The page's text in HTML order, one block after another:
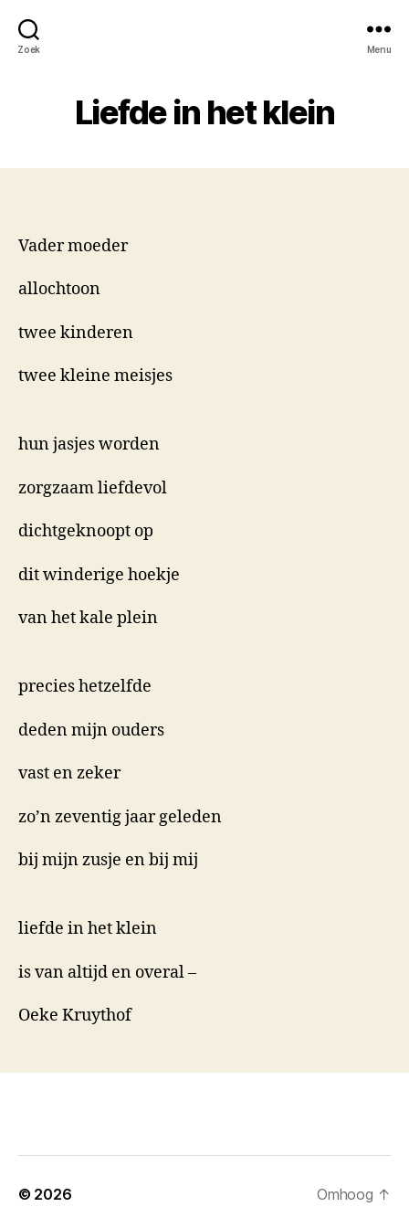
Zoek Menu
Liefde in het klein
Vader moeder
allochtoon
twee kinderen
twee kleine meisjes
hun jasjes worden
zorgzaam liefdevol
dichtgeknoopt op
dit winderige hoekje
van het kale plein
precies hetzelfde
deden mijn ouders
vast en zeker
zo’n zeventig jaar geleden
bij mijn zusje en bij mij
liefde in het klein
is van altijd en overal –
Oeke Kruythof
© 2026 Omhoog ↑